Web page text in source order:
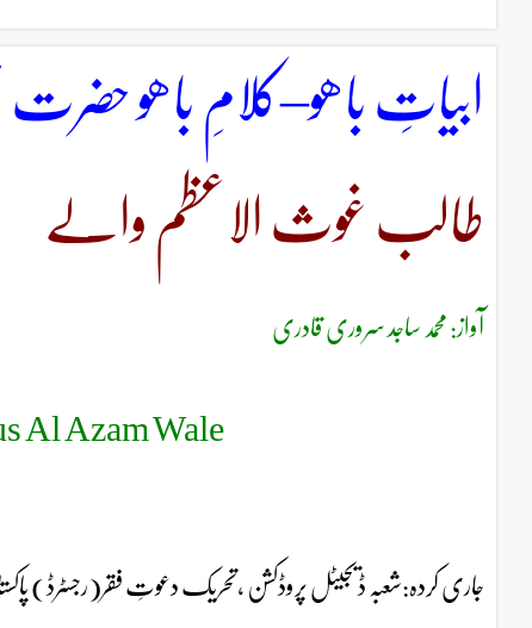
ابیاتِ باھو–کلامِ باھو حضرت
طالب غوث الاعظم والے
آواز: محمد ساجد سروری قادری
Al Azam Wale
جاری کردہ:شعبہ ڈیجیٹل پروڈکشن ،تحریک دعوتِ فقر(رجسٹرڈ)